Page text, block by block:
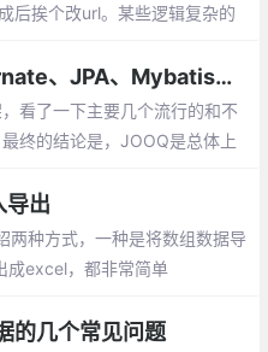
后挨个改url。某些逻辑复杂的
修改模拟数据
几个数据持久化框架Hibernate、JPA、Mybatis、JOOQ和JDBC Template的比较
看了一下主要几个流行的和不
终的结论是，JOOQ是总体上
导出
两种方式，一种是将数组数据导
成excel，都非常简单
的几个常见问题